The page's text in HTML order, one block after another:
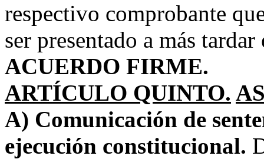
respectivo comprobante
ser presentado a más
ACUERDO FIRME.
ARTÍCULO QUINTO.
A) Comunicación de
ejecución constitucional.